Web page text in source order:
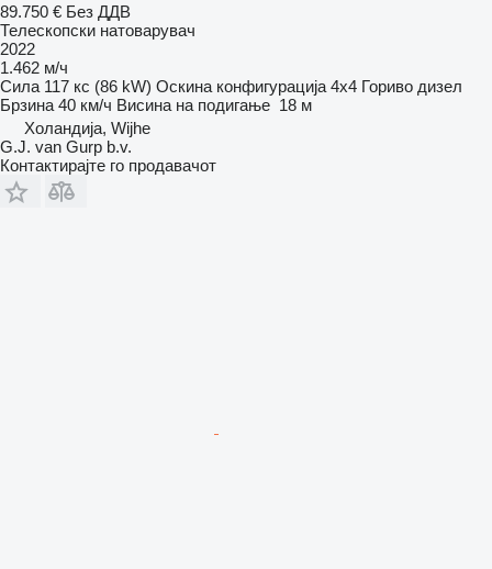
89.750 € Без ДДВ
Телескопски натоварувач
2022
1.462 м/ч
Сила 117 кс (86 kW) Оскина конфигурација 4x4 Гориво дизел
Брзина 40 км/ч Висина на подигање 18 м
Холандија, Wijhe
G.J. van Gurp b.v.
Контактирајте го продавачот